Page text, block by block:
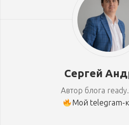
Сергей
Автор блога
Мой telegram-